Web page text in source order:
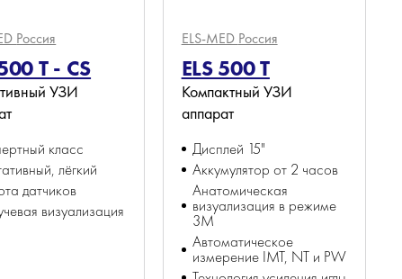
Россия
T - CS
УЗИ
класс
лёгкий
датчиков
визуализация
ELS-MED Россия
ELS 500 T
Компактный УЗИ
аппарат
Дисплей 15"
Аккумулятор от 2 часов
Анатомическая
визуализация в режиме
3М
Автоматическое
измерение IMT, NT и РW